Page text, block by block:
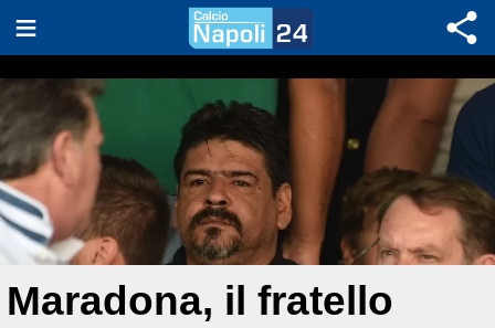
Maradona, il fratello